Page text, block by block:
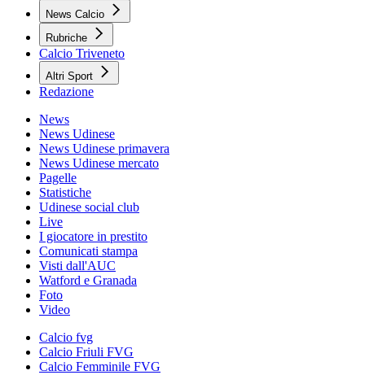
News Calcio
Rubriche
Calcio Triveneto
Altri Sport
Redazione
News
News Udinese
News Udinese primavera
News Udinese mercato
Pagelle
Statistiche
Udinese social club
Live
I giocatore in prestito
Comunicati stampa
Visti dall'AUC
Watford e Granada
Foto
Video
Calcio fvg
Calcio Friuli FVG
Calcio Femminile FVG